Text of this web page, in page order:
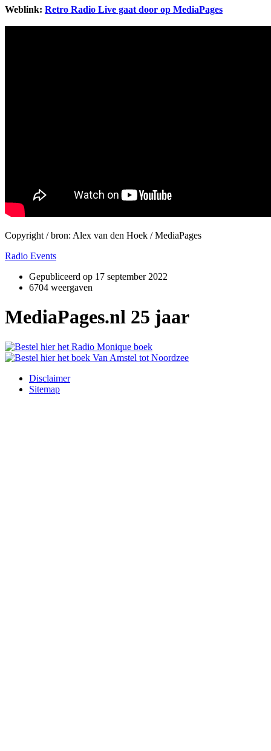
Weblink: Retro Radio Live gaat door op MediaPages
Copyright / bron: Alex van den Hoek / MediaPages
Radio Events
Gepubliceerd op 17 september 2022
6704 weergaven
MediaPages.nl 25 jaar
Disclaimer
Sitemap